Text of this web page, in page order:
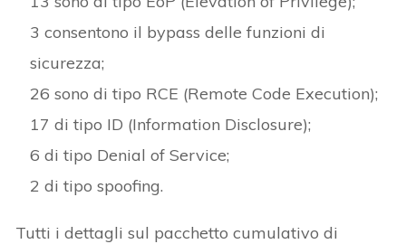
3 consentono il bypass delle funzioni di
sicurezza;
26 sono di tipo RCE (Remote Code Execution);
17 di tipo ID (Information Disclosure);
6 di tipo Denial of Service;
2 di tipo spoofing.
Tutti i dettagli sul pacchetto cumulativo di